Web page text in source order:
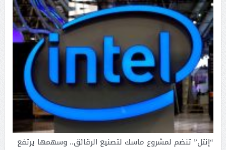
“إنتل” تنضم لمشروع ماسك لتصنيع الرقائق.. وسهمها يرتفع